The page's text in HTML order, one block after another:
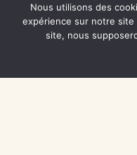
NOS SOUTIENS
CENTRE NATIONAL DU LIVRE
Nous utilisons des
expérience sur notre
site, nous